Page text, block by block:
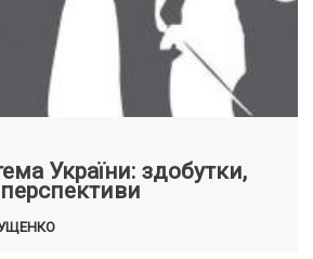
України: здобутки,